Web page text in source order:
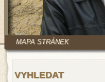
MAPA STRÁNEK
VYHLEDAT